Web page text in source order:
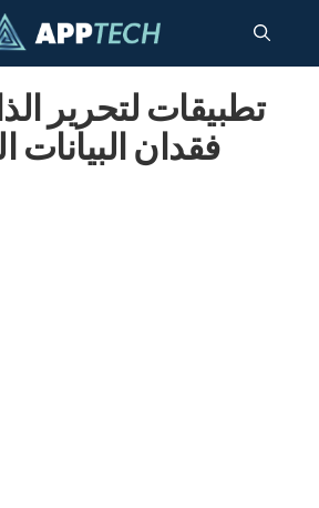
تطبيقات لتحرير
فقدان البيانات